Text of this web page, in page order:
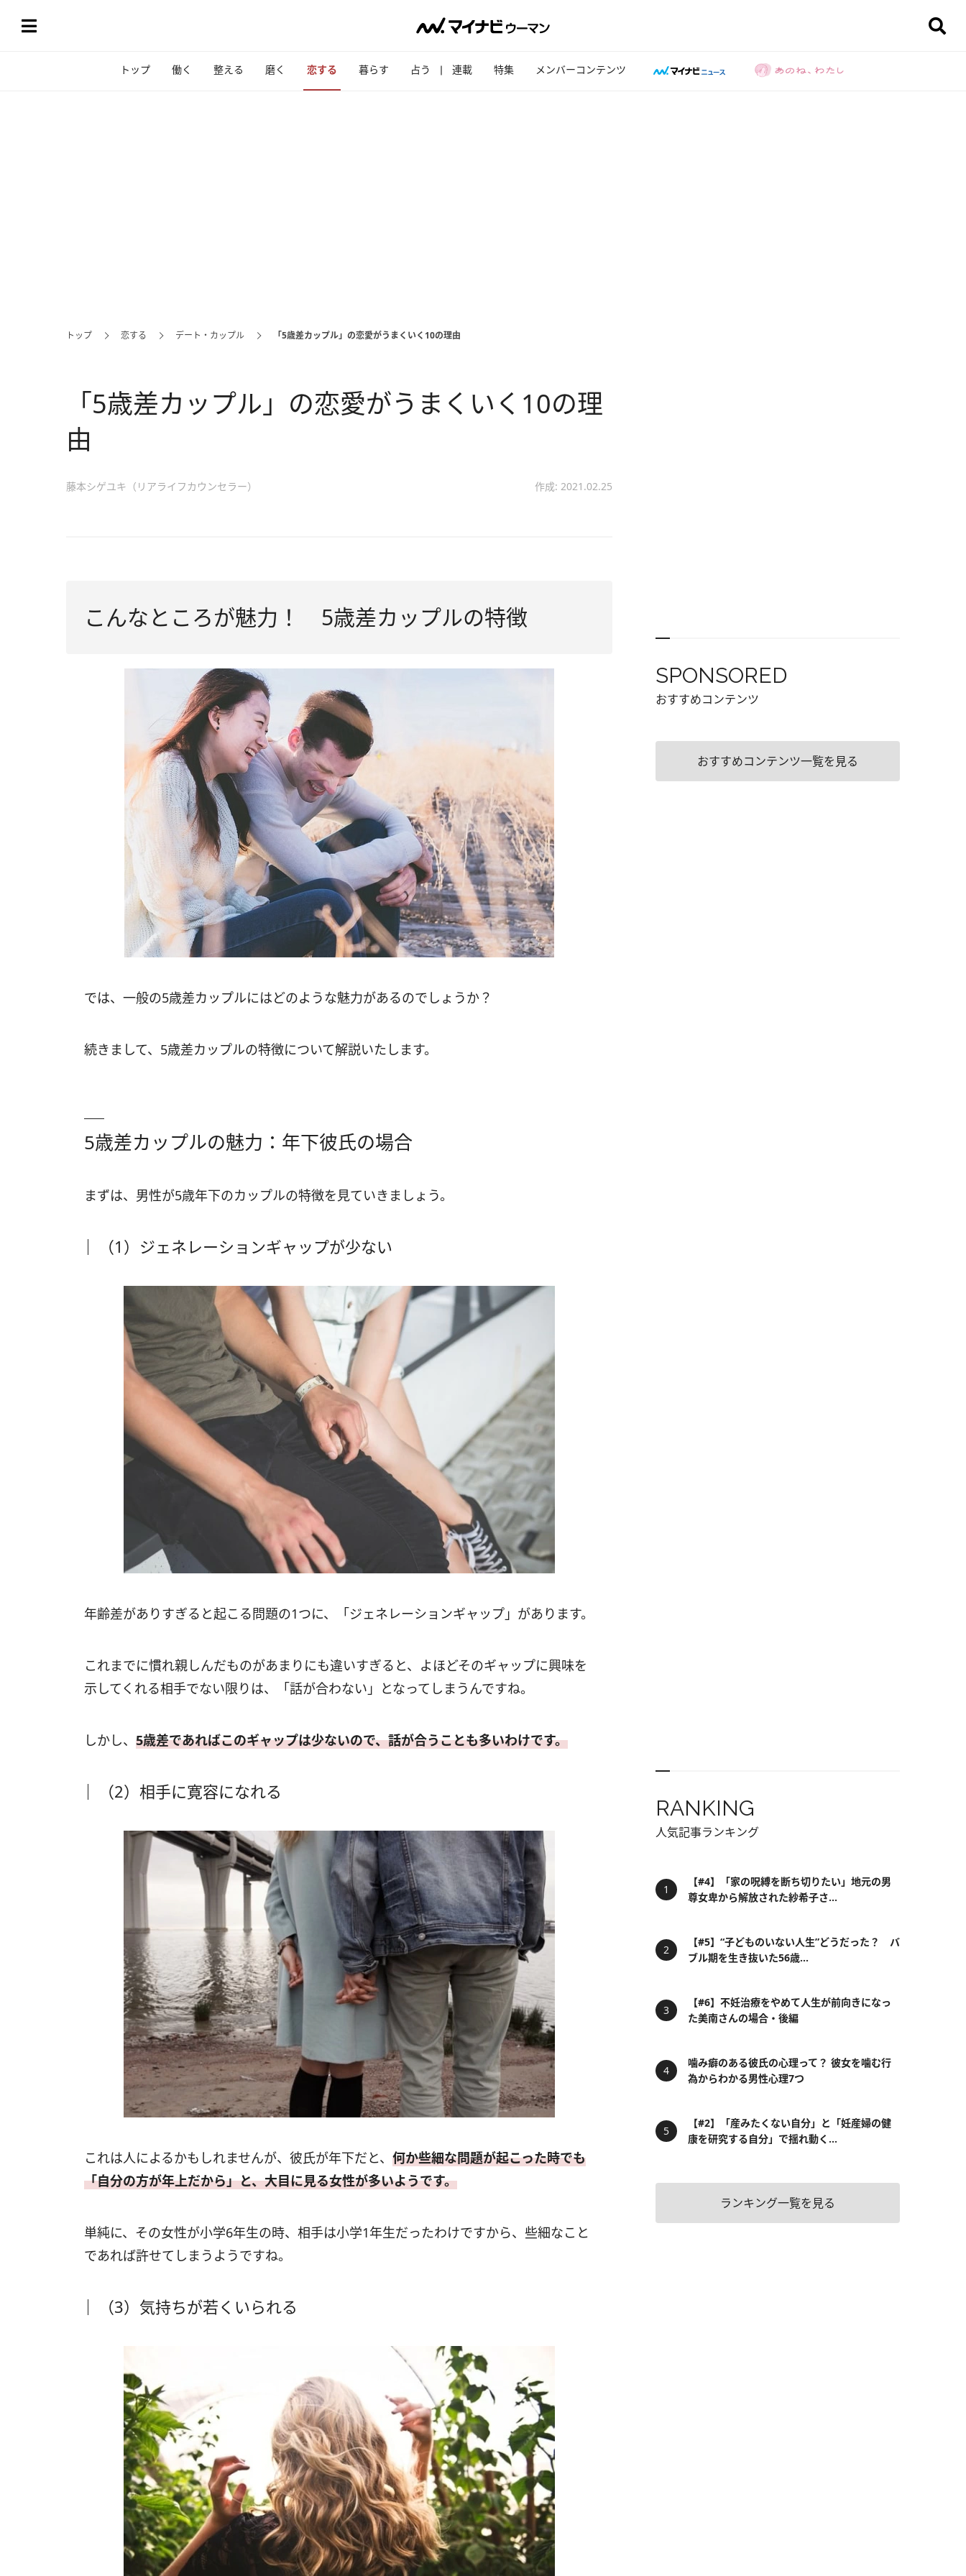
トップ 働く 整える 磨く 恋する 暮らす 占う 連載 特集 メンバーコンテンツ
トップ 恋する デート・カップル 「5歳差カップル」の恋愛がうまくいく10の理由
「5歳差カップル」の恋愛がうまくいく10の理
由
藤本シゲユキ（リアライフカウンセラー） 作成: 2021.02.25
こんなところが魅力！ 5歳差カップルの特徴
では、一般の5歳差カップルにはどのような魅力があるのでしょうか？
続きまして、5歳差カップルの特徴について解説いたします。
5歳差カップルの魅力：年下彼氏の場合
まずは、男性が5歳年下のカップルの特徴を見ていきましょう。
（1）ジェネレーションギャップが少ない
年齢差がありすぎると起こる問題の1つに、「ジェネレーションギャップ」があります。
これまでに慣れ親しんだものがあまりにも違いすぎると、よほどそのギャップに興味を
示してくれる相手でない限りは、「話が合わない」となってしまうんですね。
しかし、 5歳差であればこのギャップは少ないので、話が合うことも多いわけです。
（2）相手に寛容になれる
これは人によるかもしれませんが、彼氏が年下だと、 何か些細な問題が起こった時でも
「自分の方が年上だから」と、大目に見る女性が多いようです。
単純に、その女性が小学6年生の時、相手は小学1年生だったわけですから、些細なこと
であれば許せてしまうようですね。
（3）気持ちが若くいられる
SPONSORED
おすすめコンテンツ
おすすめコンテンツ一覧を見る
RANKING
人気記事ランキング
【#4】「家の呪縛を断ち切りたい」地元の男
尊女卑から解放された紗希子さ...
【#5】“子どものいない人生”どうだった？ バ
ブル期を生き抜いた56歳...
【#6】不妊治療をやめて人生が前向きになっ
た美南さんの場合・後編
噛み癖のある彼氏の心理って？ 彼女を噛む行
為からわかる男性心理7つ
【#2】「産みたくない自分」と「妊産婦の健
康を研究する自分」で揺れ動く...
ランキング一覧を見る